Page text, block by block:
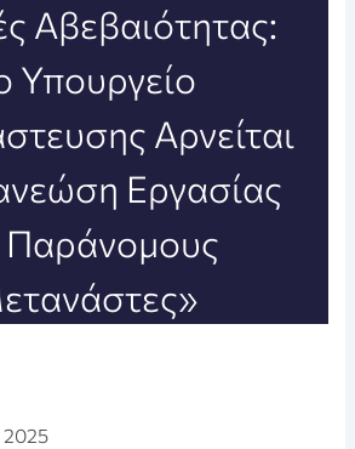
Αβεβαιότητας:
Υπουργείο
Αρνείται
Εργασίας
Παράνομους
2025